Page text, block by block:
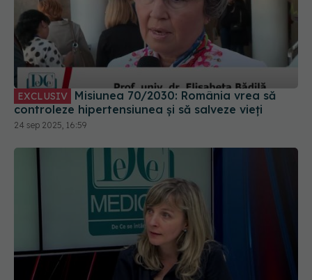
EXCLUSIV
controleze hipertensiunea și să salveze vieți
24 sep 2025, 16:59
EXCLUSIV Tot ce trebuie să știi despre durerea
de stomac. Dr. Oana Dolofan (SANDOR), la DC